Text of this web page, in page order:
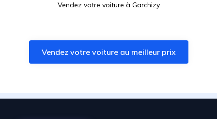
Vendez votre voiture à Garchizy
Vendez votre voiture àBourbon-l'Archambault
Vendez votre voiture àPougues-les-Eaux
Vendez votre voiture au meilleur prix